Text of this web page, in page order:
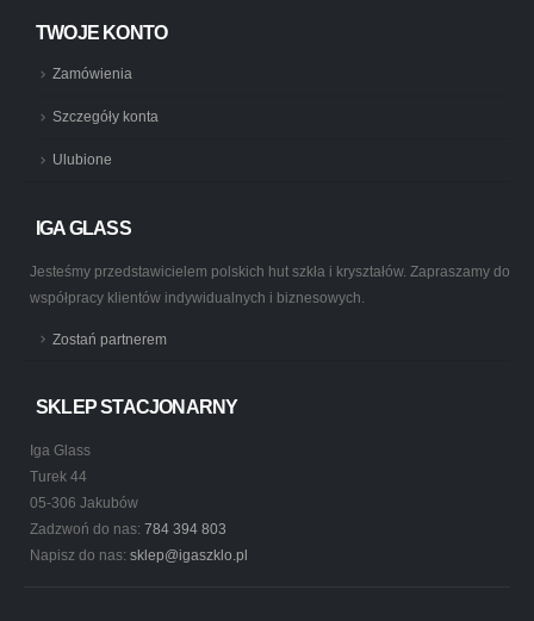
TWOJE KONTO
Zamówienia
Szczegóły konta
Ulubione
IGA GLASS
Jesteśmy przedstawicielem polskich hut szkła i kryształów. Zapraszamy do
współpracy klientów indywidualnych i biznesowych.
Zostań partnerem
SKLEP STACJONARNY
Iga Glass
Turek 44
05-306 Jakubów
Zadzwoń do nas: 784 394 803
Napisz do nas: sklep@igaszklo.pl